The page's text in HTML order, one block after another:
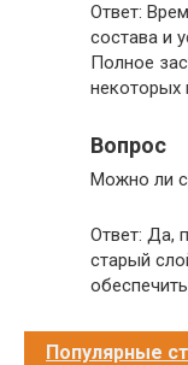
Ответ:
состава и
Полное
некоторых
Вопрос
Можно ли
Ответ: Да,
старый
Популярные